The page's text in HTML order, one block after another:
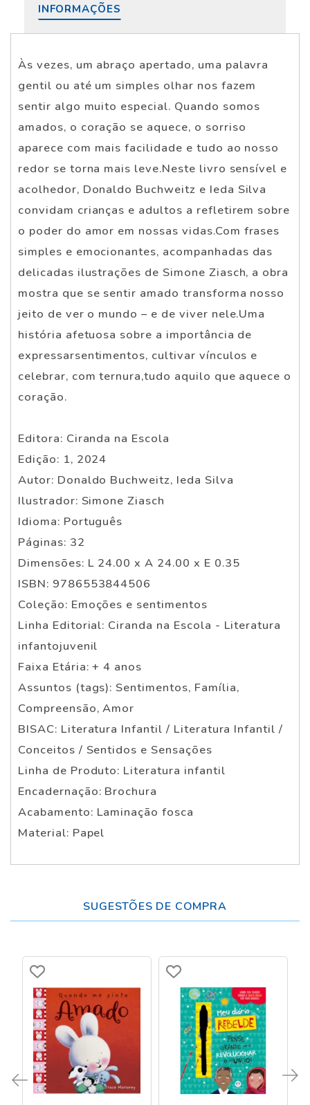
INFORMAÇÕES
Às vezes, um abraço apertado, uma palavra
gentil ou até um simples olhar nos fazem
sentir algo muito especial. Quando somos
amados, o coração se aquece, o sorriso
aparece com mais facilidade e tudo ao nosso
redor se torna mais leve.Neste livro sensível e
acolhedor, Donaldo Buchweitz e Ieda Silva
convidam crianças e adultos a refletirem sobre
o poder do amor em nossas vidas.Com frases
simples e emocionantes, acompanhadas das
delicadas ilustrações de Simone Ziasch, a obra
mostra que se sentir amado transforma nosso
jeito de ver o mundo – e de viver nele.Uma
história afetuosa sobre a importância de
expressarsentimentos, cultivar vínculos e
celebrar, com ternura,tudo aquilo que aquece o
coração.
Editora: Ciranda na Escola
Edição: 1, 2024
Autor: Donaldo Buchweitz, Ieda Silva
Ilustrador: Simone Ziasch
Idioma: Português
Páginas: 32
Dimensões: L 24.00 x A 24.00 x E 0.35
ISBN: 9786553844506
Coleção: Emoções e sentimentos
Linha Editorial: Ciranda na Escola - Literatura
infantojuvenil
Faixa Etária: + 4 anos
Assuntos (tags): Sentimentos, Família,
Compreensão, Amor
BISAC: Literatura Infantil / Literatura Infantil /
Conceitos / Sentidos e Sensações
Linha de Produto: Literatura infantil
Encadernação: Brochura
Acabamento: Laminação fosca
Material: Papel
SUGESTÕES DE COMPRA